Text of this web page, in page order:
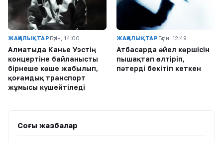
ЖАҢАЛЫҚТАР Бүгін, 14:00
Алматыда Канье Уэстің
концертіне байланысты
бірнеше көше жабылып,
қоғамдық транспорт
жұмысы күшейтіледі
ЖАҢАЛЫҚТАР Бүгін, 12:49
Атбасарда әйел көршісін
пышақтап өлтіріп,
пәтерді бекітіп кеткен
Соңғы жазбалар